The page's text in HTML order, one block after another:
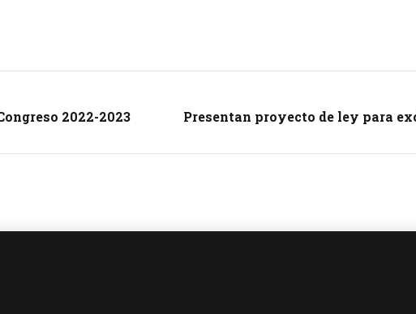
2022-2023 Presentan proyecto de ley para